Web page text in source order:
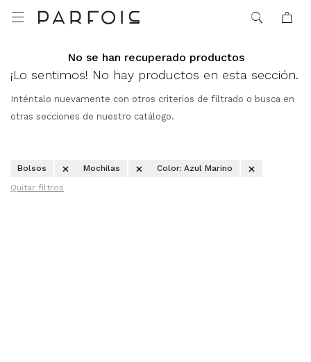

No se han recuperado productos
¡Lo sentimos! No hay productos en esta sección.
Inténtalo nuevamente con otros criterios de filtrado o busca en
otras secciones de nuestro catálogo.
Bolsos Mochilas Color: Azul Marino
Quitar filtros